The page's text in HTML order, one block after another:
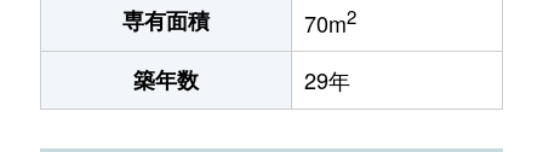
専有面積 70m2
築年数 29年